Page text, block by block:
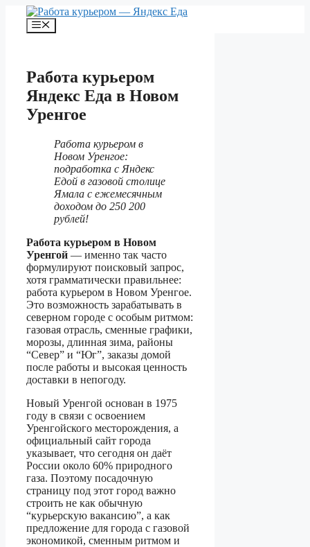
Перейти
содержимому
Меню
Работа курьером
Яндекс Еда в Новом
Уренгое
Работа курьером в
Новом Уренгое:
подработка с Яндекс
Едой в газовой столице
Ямала с ежемесячным
доходом до 250 200
рублей!
Работа курьером в Новом
Уренгой — именно так часто
формулируют поисковый запрос,
хотя грамматически правильнее:
работа курьером в Новом Уренгое.
Это возможность зарабатывать в
северном городе с особым ритмом:
газовая отрасль, сменные графики,
морозы, длинная зима, районы
“Север” и “Юг”, заказы домой
после работы и высокая ценность
доставки в непогоду.
Новый Уренгой основан в 1975
году в связи с освоением
Уренгойского месторождения, а
официальный сайт города
указывает, что сегодня он даёт
России около 60% природного
газа. Поэтому посадочную
страницу под этот город важно
строить не как обычную
“курьерскую вакансию”, а как
предложение для города с газовой
экономикой, сменным ритмом и